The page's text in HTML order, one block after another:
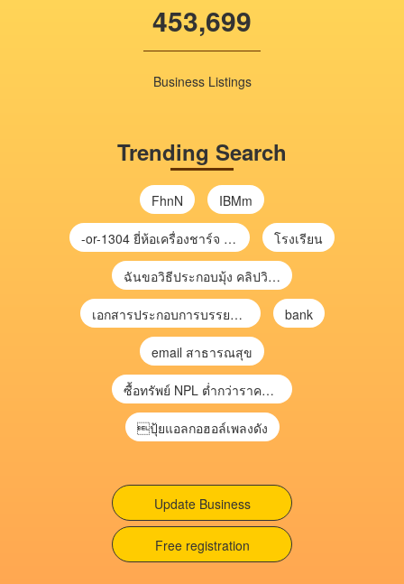
453,699
Business Listings
Trending Search
FhnN IBMm
-or-1304 ยี่ห้อเครื่องชาร์จ chargecore โรงเรียน
ฉันขอวิธีประกอบมุ้ง คลิปวิดีโอ การประกอบมุ้ง
เอกสารประกอบการบรรยาย การประเมินความเสี่ยงเพื่อวางแผนการตรวจสอบ \ bank
email สาธารณสุข
ซื้อทรัพย์ NPL ต่ำกว่าราคาตลาด 30-70% แบบไม่ต้องไปประมูล”
ปุ้ยแอลกอฮอล์เพลงดัง
Update Business
Free registration